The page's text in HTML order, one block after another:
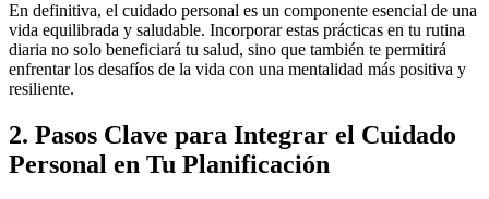
En definitiva, el cuidado personal es un componente esencial de una
vida equilibrada y saludable. Incorporar estas prácticas en tu rutina
diaria no solo beneficiará tu salud, sino que también te permitirá
enfrentar los desafíos de la vida con una mentalidad más positiva y
resiliente.
2. Pasos Clave para Integrar el Cuidado
Personal en Tu Planificación